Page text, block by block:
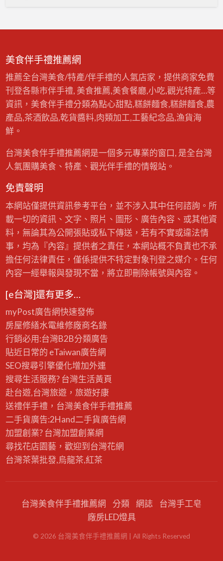
選 Google評分：4.7／194則 位於桃園區館後一街16
網：桃園茶行 福源百年茶廠 Google評分：4.8／
249則 龍潭區老字號家族茶廠，主打大禹嶺、福
壽山、梨山手工高山茶，現場設有導覽解說，茶
葉品質獲獎無數，禮盒精美。 官網：福源茶廠 禾
豐茶莊 Google評分：4.7／98則 榮獲多次茶…
・
禮
葉
專
、
禮
盒
2
0
選
美食伴手禮推薦網
推薦全台灣美食/特產/伴手禮的人氣店家，提供商家免費
刊登各縣市伴手禮, 美食推薦,美食餐廳,小吃,觀光特產…等
資訊，美食伴手禮分類為點心甜點,糕餅麵食,糕餅麵食,農
產品,茶酒飲品,乾貨醬料,肉類加工,工藝紀念品,漁貨海
鮮。
台灣美食伴手禮推薦網是一個多元專業的窗口, 是全台灣
人氣團購美食、特產、觀光伴手禮的情報站。
免責聲明
本網站僅提供資訊參考平台，並不涉入其中任何諮詢。所
載一切的資訊、文字、照片、圖形、廣告內容、或其他資
料，無論其為公開張貼或私下傳送，若有不實或違法情
事，均為『內容』提供者之責任，本網站概不負責也不承
擔任何法律責任，僅係提供不特定對象刊登之媒介。任何
內容一經舉報與發現不當，將立即刪除帳號與內容。
[e台灣]還有更多…
myPost廣告網快速發佈
房屋修繕水電維修廠商名錄
行銷必用:台灣B2B分類廣告
貼近日常的 eTaiwan廣告網
SEO搜尋引擎優化增加外連
搜尋生活服務? 台灣生活黃頁
赴台遊,台灣旅遊，旅遊好康
送禮伴手禮，台灣美食伴手禮推薦
二手貨廣告:2Hand二手貨廣告網
加盟創業? 台灣加盟創業網
尋找花店園藝，歡迎到 台灣花網
台灣茶葉批發,烏龍茶,紅茶
台灣美食伴手禮推薦網 分類 網誌
台灣手工皂
廠房LED燈具
© 2026 台灣美食伴手禮推薦網 | All Rights Reserved